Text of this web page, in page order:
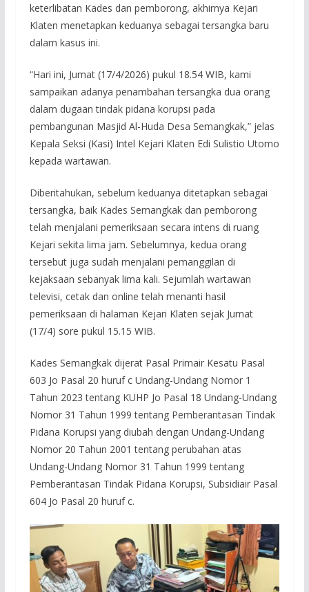
keterlibatan Kades dan pemborong, akhirnya Kejari
Klaten menetapkan keduanya sebagai tersangka baru
dalam kasus ini.
“Hari ini, Jumat (17/4/2026) pukul 18.54 WIB, kami
sampaikan adanya penambahan tersangka dua orang
dalam dugaan tindak pidana korupsi pada
pembangunan Masjid Al-Huda Desa Semangkak,” jelas
Kepala Seksi (Kasi) Intel Kejari Klaten Edi Sulistio Utomo
kepada wartawan.
Diberitahukan, sebelum keduanya ditetapkan sebagai
tersangka, baik Kades Semangkak dan pemborong
telah menjalani pemeriksaan secara intens di ruang
Kejari sekita lima jam. Sebelumnya, kedua orang
tersebut juga sudah menjalani pemanggilan di
kejaksaan sebanyak lima kali. Sejumlah wartawan
televisi, cetak dan online telah menanti hasil
pemeriksaan di halaman Kejari Klaten sejak Jumat
(17/4) sore pukul 15.15 WIB.
Kades Semangkak dijerat Pasal Primair Kesatu Pasal
603 Jo Pasal 20 huruf c Undang-Undang Nomor 1
Tahun 2023 tentang KUHP Jo Pasal 18 Undang-Undang
Nomor 31 Tahun 1999 tentang Pemberantasan Tindak
Pidana Korupsi yang diubah dengan Undang-Undang
Nomor 20 Tahun 2001 tentang perubahan atas
Undang-Undang Nomor 31 Tahun 1999 tentang
Pemberantasan Tindak Pidana Korupsi, Subsidiair Pasal
604 Jo Pasal 20 huruf c.